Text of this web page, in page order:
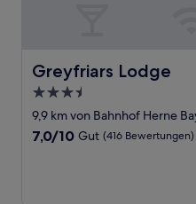
Greyfriars Lodge
Greyfriars Lodge
3.5-
Sterne-
Unterkunft
9,9 km von Bahnhof Herne
7.0
7,0/10 Gut (416 Bewertungen)